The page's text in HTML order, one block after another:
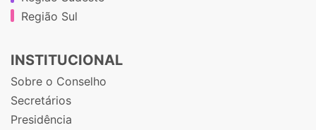
Região Sul
INSTITUCIONAL
Sobre o Conselho
Secretários
Presidência